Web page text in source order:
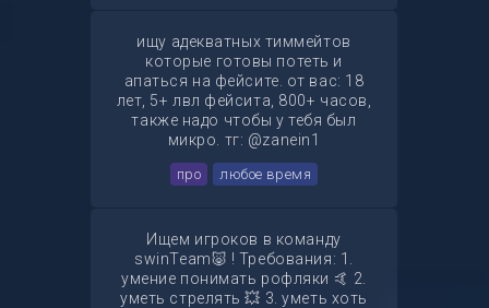
ищу адекватных тиммейтов
которые готовы потеть и
апаться на фейсите. от вас: 18
лет, 5+ лвл фейсита, 800+ часов,
также надо чтобы у тебя был
микро. тг: @zanein1
про любое время
Ищем игроков в команду
swinTeam🐷 ! Требования: 1.
умение понимать рофляки 🤙 2.
уметь стрелять 💥 3. уметь хоть